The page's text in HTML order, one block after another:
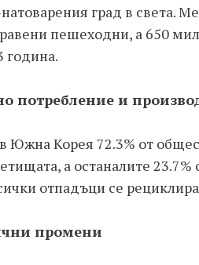
град в света.
пешеходни, а 650
година.
потребление и
Южна Корея 72.3% от
а останалите
отпадъци се
промени